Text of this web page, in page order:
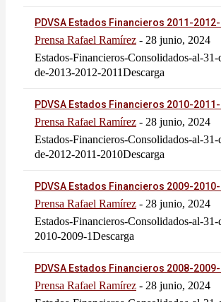
PDVSA Estados Financieros 2011-
Prensa Rafael Ramírez - 28 junio, 2024
Estados-Financieros-Consolidados-al-
de-2013-2012-2011Descarga
PDVSA Estados Financieros 2010-
Prensa Rafael Ramírez - 28 junio, 2024
Estados-Financieros-Consolidados-al-
de-2012-2011-2010Descarga
PDVSA Estados Financieros 2009-
Prensa Rafael Ramírez - 28 junio, 2024
Estados-Financieros-Consolidados-al-
2010-2009-1Descarga
PDVSA Estados Financieros 2008-
Prensa Rafael Ramírez - 28 junio, 2024